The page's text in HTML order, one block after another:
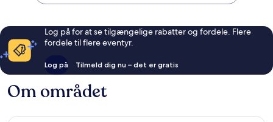
Log på for at se tilgængelige rabatter og fordele. Flere
fordele til flere eventyr.
Log på Tilmeld dig nu – det er gratis
Om området